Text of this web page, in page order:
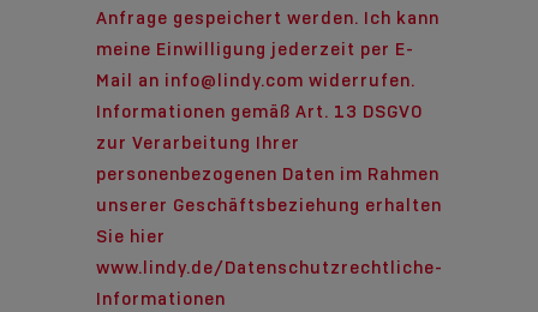
Anfrage gespeichert werden. Ich kann
meine Einwilligung jederzeit per E-
Mail an info@lindy.com widerrufen.
Informationen gemäß Art. 13 DSGVO
zur Verarbeitung Ihrer
personenbezogenen Daten im Rahmen
unserer Geschäftsbeziehung erhalten
Sie hier
www.lindy.de/Datenschutzrechtliche-
Informationen